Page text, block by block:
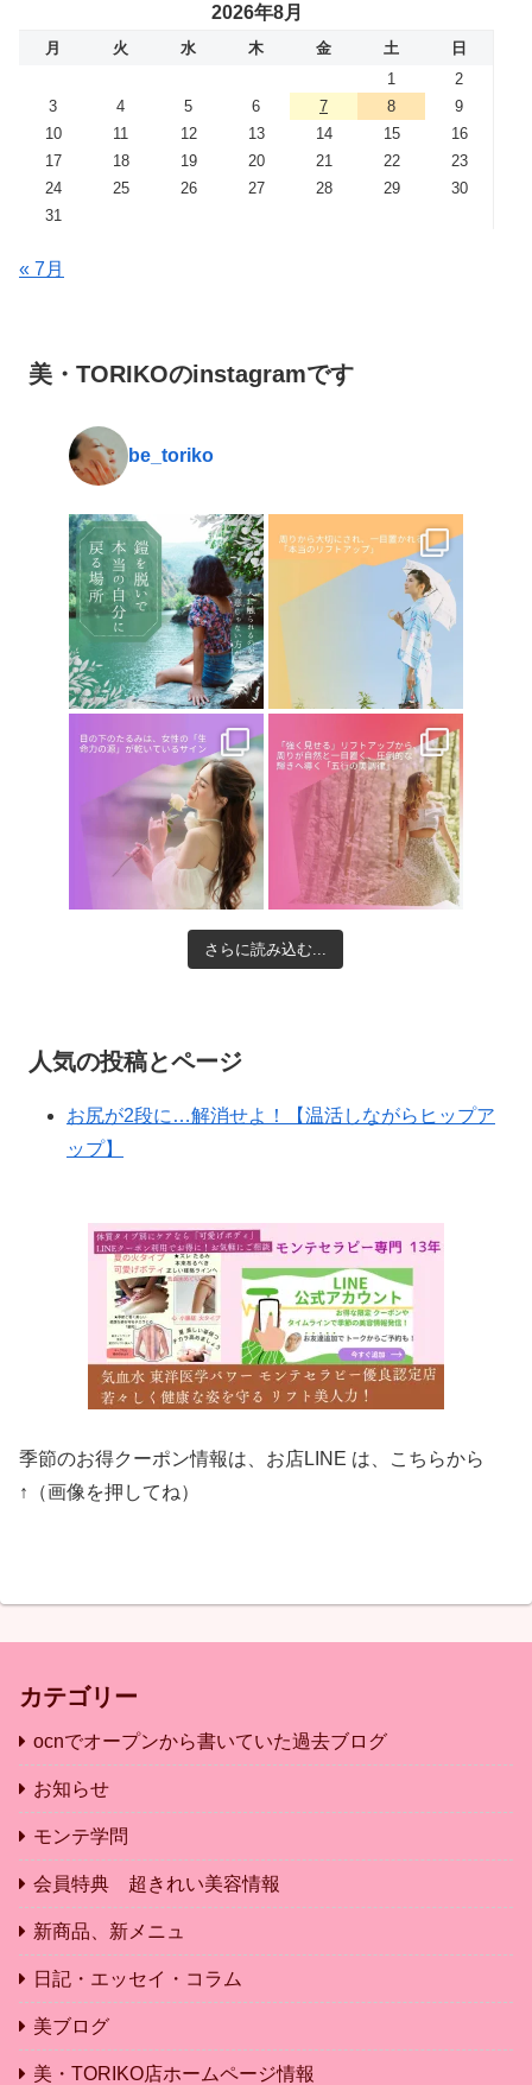
2026年8月
月 火 水 木 金 土
日
1
2
3
4 5 6 7 8
9
10
11 12 13 14 15
16
17
18 19 20 21 22
23
24
25 26 27 28 29
30
31
« 7月
美・TORIKOのinstagramです
be_toriko
さらに読み込む...
人気の投稿とページ
お尻が2段に…解消せよ！【温活しながらヒップア
ップ】
季節のお得クーポン情報は、お店LINE は、こちらから
↑（画像を押してね）
カテゴリー
ocnでオープンから書いていた過去ブログ
お知らせ
モンテ学問
会員特典 超きれい美容情報
新商品、新メニュ
日記・エッセイ・コラム
美ブログ
美・TORIKO店ホームページ情報